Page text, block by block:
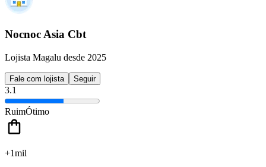
Nocnoc Asia Cbt
Lojista Magalu desde 2025
Fale com lojista Seguir
3.1
RuimÓtimo
+1mil